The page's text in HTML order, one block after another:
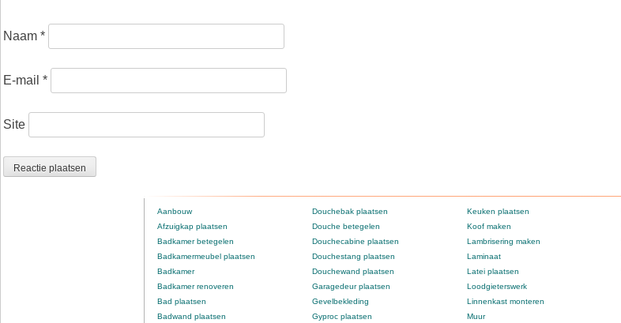
Naam *
E-mail *
Site
Aanbouw
Afzuigkap plaatsen
Badkamer betegelen
Badkamermeubel plaatsen
Badkamer
Badkamer renoveren
Bad plaatsen
Badwand plaatsen
Douchebak plaatsen
Douche betegelen
Douchecabine plaatsen
Douchestang plaatsen
Douchewand plaatsen
Garagedeur plaatsen
Gevelbekleding
Gyproc plaatsen
Keuken plaatsen
Koof maken
Lambrisering maken
Laminaat
Latei plaatsen
Loodgieterswerk
Linnenkast monteren
Muur